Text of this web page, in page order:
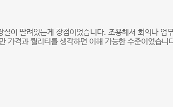
실이 딸려있는게 장점이었습니다. 조용해서 회의나 업
가격과 퀄리티를 생각하면 이해 가능한 수준이었습니